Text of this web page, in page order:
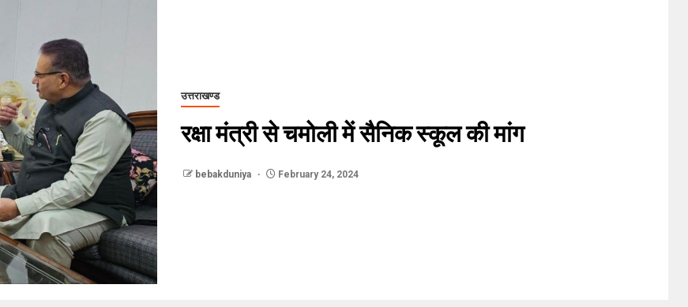
उत्तराखण्ड
रक्षा मंत्री से चमोली में सैनिक स्कूल की मांग
bebakduniya February 24, 2024